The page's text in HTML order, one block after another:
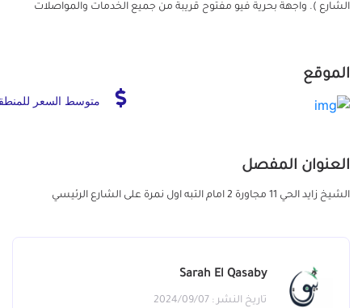
الشارع ). واجهة بحرية فيو مفتوح قريبة من جميع الخدمات والمواصلات
الموقع
متوسط السعر
العنوان المفصل
الشيخ زايد الحي 11 مجاورة 2 امام التبه اول نمرة على الشارع الرئيسي
Sarah El Qasaby
تاريخ النشر : 2024/09/07